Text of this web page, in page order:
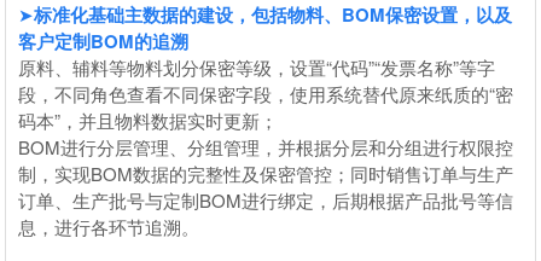
➤标准化基础主数据的建设，包括物料、BOM保密设置，以及
客户定制BOM的追溯
原料、辅料等物料划分保密等级，设置“代码”“发票名称”等字
段，不同角色查看不同保密字段，使用系统替代原来纸质的“密
码本”，并且物料数据实时更新；
BOM进行分层管理、分组管理，并根据分层和分组进行权限控
制，实现BOM数据的完整性及保密管控；同时销售订单与生产
订单、生产批号与定制BOM进行绑定，后期根据产品批号等信
息，进行各环节追溯。